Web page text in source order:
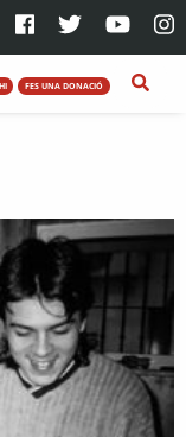
FES UNA DONACIÓ